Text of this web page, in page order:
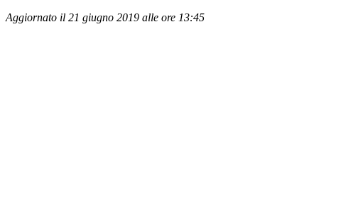
Aggiornato il 21 giugno 2019 alle ore 13:45